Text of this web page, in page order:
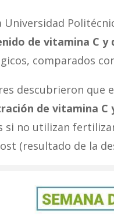
Universidad
de vitamina C
comparados
descubrieron
de vitamina
si no utilizan
(resultado de la